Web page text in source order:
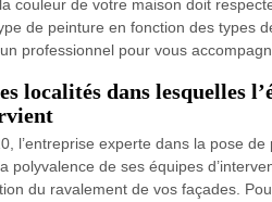
couleur de votre maison doit
de peinture en fonction des types
professionnel pour vous
localités dans lesquelles
l’entreprise experte dans la pose
polyvalence de ses équipes
du ravalement de vos façades.